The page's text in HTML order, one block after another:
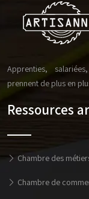
Apprenties,
prennent de plus en
Ressources
Chambre des
Chambre de